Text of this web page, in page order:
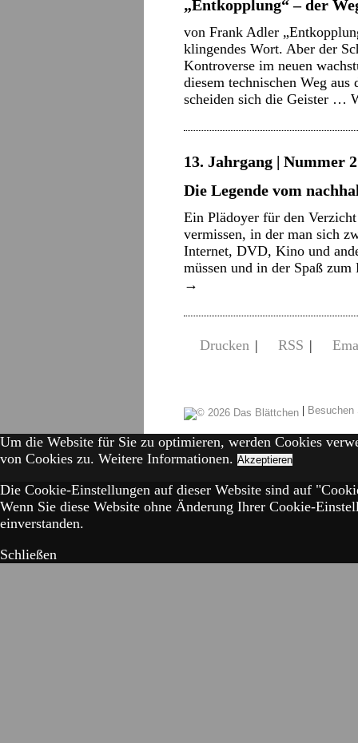
„Entkopplung“ – der
von Frank Adler
klingendes Wort. Aber der
Kontroverse im neuen
diesem technischen Weg
scheiden sich die Geister …
13. Jahrgang | Nummer
Die Legende vom
Ein Plädoyer für den
vermissen, in der man sich
Internet, DVD, Kino und
müssen und in der Spaß
→
Drucken | RSS |
|
Um die Website für Sie zu optimieren, werden Cookies
von Cookies zu. Weitere Informationen. Akzeptieren
Die Cookie-Einstellungen auf dieser Website sind auf
Wenn Sie diese Website ohne Änderung Ihrer Cookie-
einverstanden.
Schließen